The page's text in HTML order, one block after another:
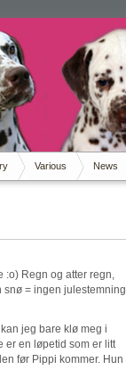
Various News
:o) Regn og atter regn,
snø = ingen julestemning
jeg bare klø meg i
er en løpetid som er litt
før Pippi kommer. Hun